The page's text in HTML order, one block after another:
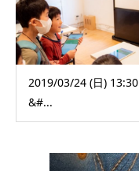
2019/03/24 (日) 13:30
&#...